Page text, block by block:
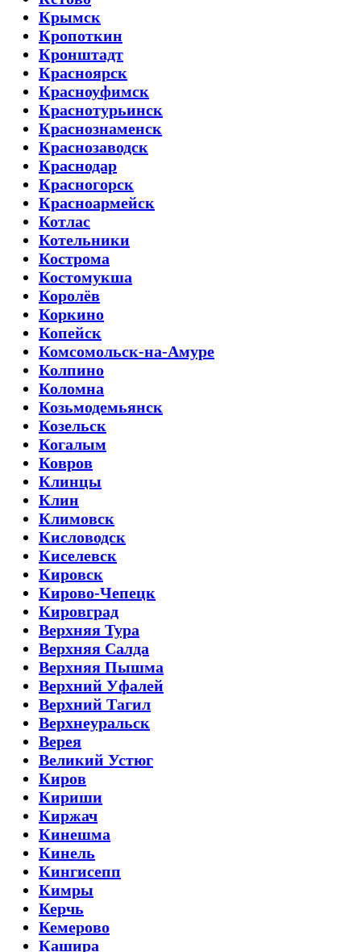
Крымск
Кропоткин
Кронштадт
Красноярск
Красноуфимск
Краснотурьинск
Краснознаменск
Краснозаводск
Краснодар
Красногорск
Красноармейск
Котлас
Котельники
Кострома
Костомукша
Королёв
Коркино
Копейск
Комсомольск-на-Амуре
Колпино
Коломна
Козьмодемьянск
Козельск
Когалым
Ковров
Клинцы
Клин
Климовск
Кисловодск
Киселевск
Кировск
Кирово-Чепецк
Кировград
Верхняя Тура
Верхняя Салда
Верхняя Пышма
Верхний Уфалей
Верхний Тагил
Верхнеуральск
Верея
Великий Устюг
Киров
Кириши
Киржач
Кинешма
Кинель
Кингисепп
Кимры
Керчь
Кемерово
Кашира